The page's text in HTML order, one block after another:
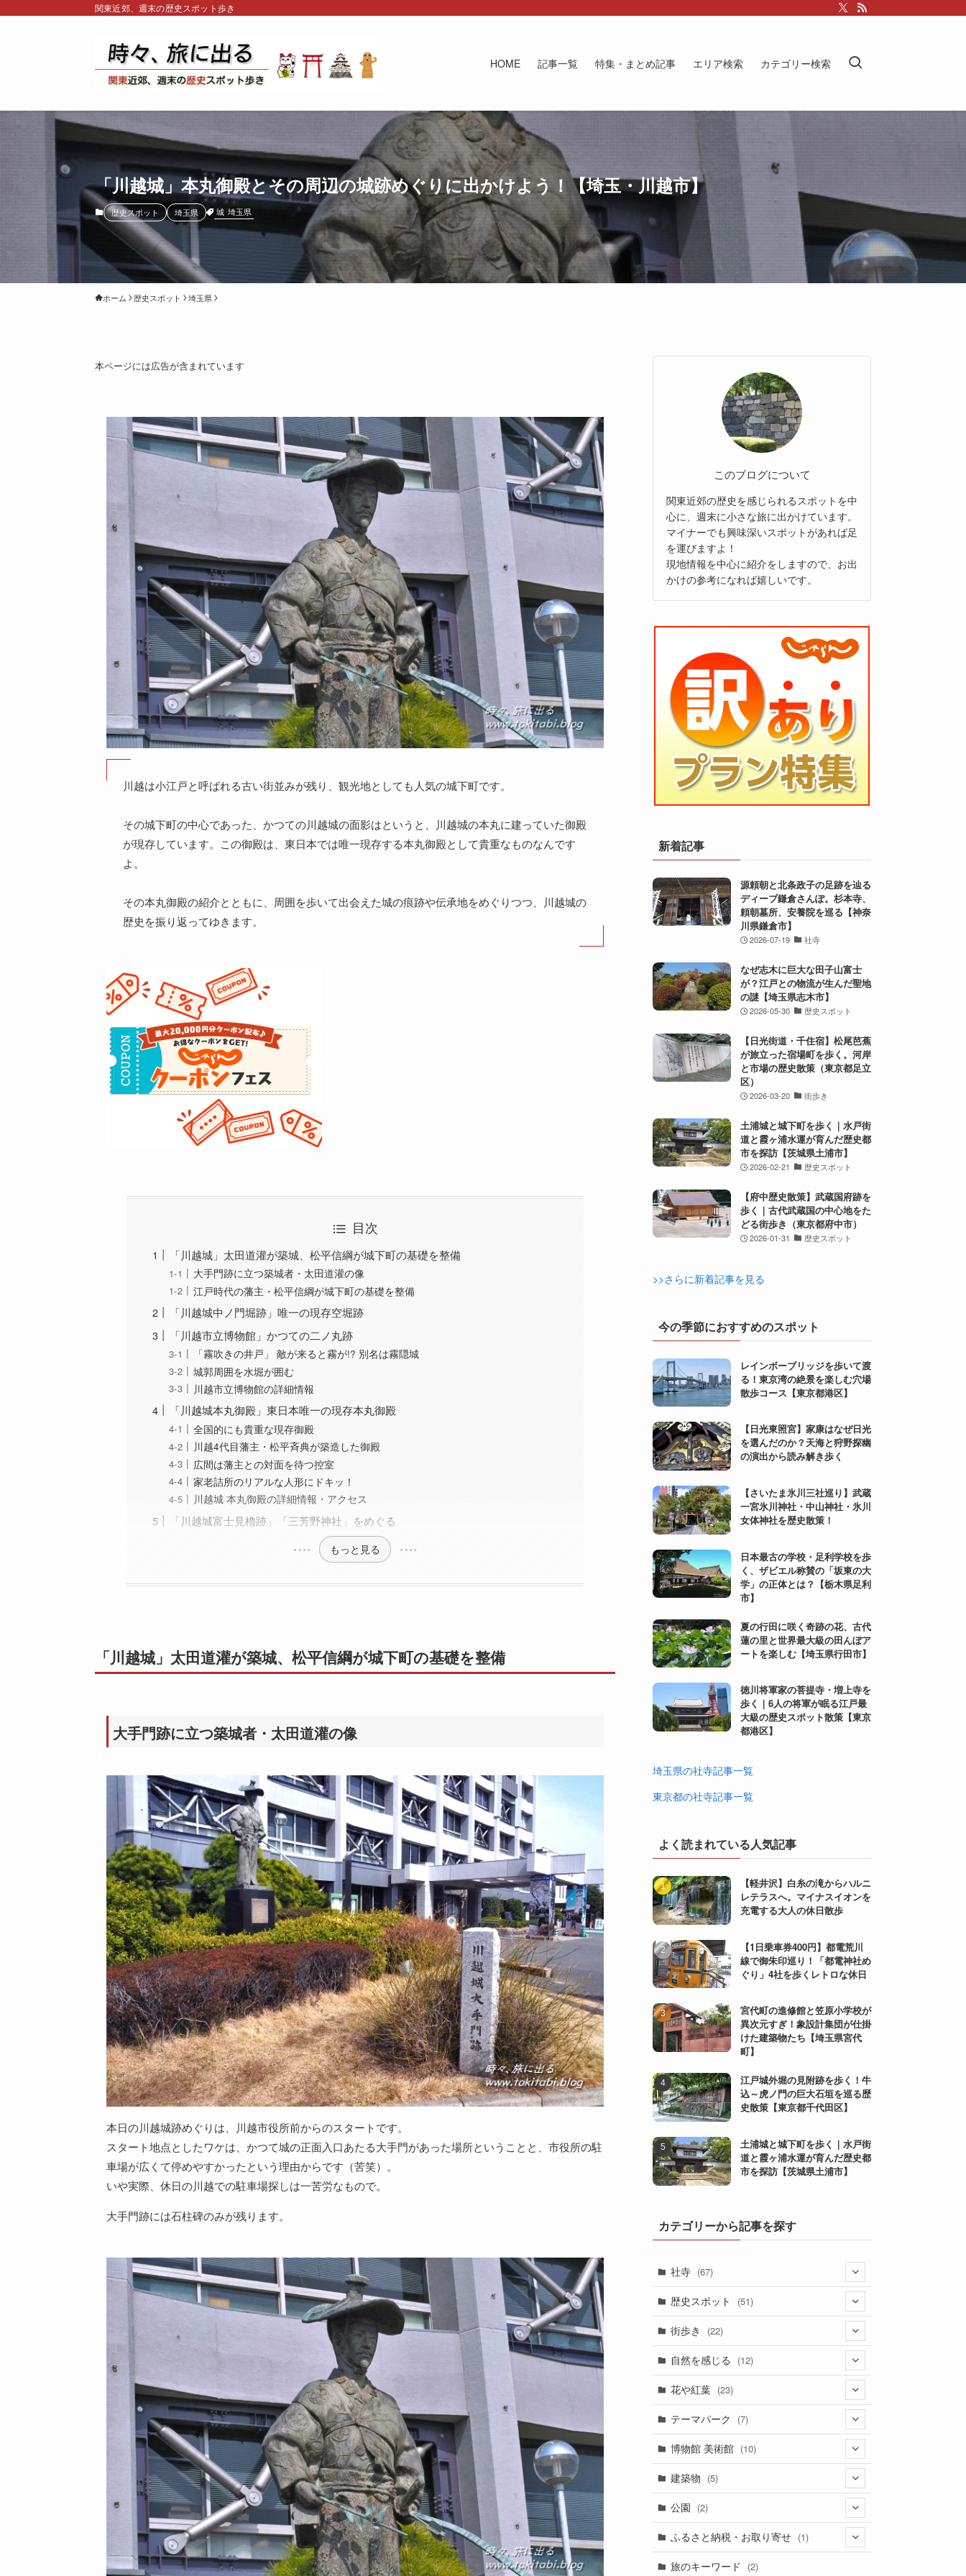
関東近郊、週末の歴史スポット歩き
HOME 記事一覧 特集・まとめ記事 エリア検索 カテゴリー検索
「川越城」本丸御殿とその周辺の城跡めぐりに出かけよう！【埼玉・川越市】
歴史スポット 埼玉県 城 埼玉県
ホーム 歴史スポット 埼玉県
本ページには広告が含まれています
川越は小江戸と呼ばれる古い街並みが残り、観光地としても人気の城下町です。
その城下町の中心であった、かつての川越城の面影はというと、川越城の本丸に建っていた御殿
が現存しています。この御殿は、東日本では唯一現存する本丸御殿として貴重なものなんです
よ。
その本丸御殿の紹介とともに、周囲を歩いて出会えた城の痕跡や伝承地をめぐりつつ、川越城の
歴史を振り返ってゆきます。
目次
「川越城」太田道灌が築城、松平信綱が城下町の基礎を整備
大手門跡に立つ築城者・太田道灌の像
江戸時代の藩主・松平信綱が城下町の基礎を整備
「川越城中ノ門堀跡」唯一の現存空堀跡
「川越市立博物館」かつての二ノ丸跡
「霧吹きの井戸」 敵が来ると霧が!? 別名は霧隠城
城郭周囲を水堀が囲む
川越市立博物館の詳細情報
「川越城本丸御殿」東日本唯一の現存本丸御殿
全国的にも貴重な現存御殿
川越4代目藩主・松平斉典が築造した御殿
広間は藩主との対面を待つ控室
家老詰所のリアルな人形にドキッ！
川越城 本丸御殿の詳細情報・アクセス
「川越城富士見櫓跡」「三芳野神社」をめぐる
もっと見る
「川越城」太田道灌が築城、松平信綱が城下町の基礎を整備
大手門跡に立つ築城者・太田道灌の像
本日の川越城跡めぐりは、川越市役所前からのスタートです。
スタート地点としたワケは、かつて城の正面入口あたる大手門があった場所ということと、市役所の駐
車場が広くて停めやすかったという理由からです（苦笑）。
いや実際、休日の川越での駐車場探しは一苦労なもので。
大手門跡には石柱碑のみが残ります。
このブログについて
関東近郊の歴史を感じられるスポットを中
心に、週末に小さな旅に出かけています。
マイナーでも興味深いスポットがあれば足
を運びますよ！
現地情報を中心に紹介をしますので、お出
かけの参考になれば嬉しいです。
新着記事
源頼朝と北条政子の足跡を辿る
ディープ鎌倉さんぽ。杉本寺、
頼朝墓所、安養院を巡る【神奈
川県鎌倉市】
2026-07-19 社寺
なぜ志木に巨大な田子山富士
が？江戸との物流が生んだ聖地
の謎【埼玉県志木市】
2026-05-30 歴史スポット
【日光街道・千住宿】松尾芭蕉
が旅立った宿場町を歩く。河岸
と市場の歴史散策（東京都足立
区）
2026-03-20 街歩き
土浦城と城下町を歩く｜水戸街
道と霞ヶ浦水運が育んだ歴史都
市を探訪【茨城県土浦市】
2026-02-21 歴史スポット
【府中歴史散策】武蔵国府跡を
歩く｜古代武蔵国の中心地をた
どる街歩き（東京都府中市）
2026-01-31 歴史スポット
>>さらに新着記事を見る
今の季節におすすめのスポット
レインボーブリッジを歩いて渡
る！東京湾の絶景を楽しむ穴場
散歩コース【東京都港区】
【日光東照宮】家康はなぜ日光
を選んだのか？天海と狩野探幽
の演出から読み解き歩く
【さいたま氷川三社巡り】武蔵
一宮氷川神社・中山神社・氷川
女体神社を歴史散策！
日本最古の学校・足利学校を歩
く、ザビエル称賛の「坂東の大
学」の正体とは？【栃木県足利
市】
夏の行田に咲く奇跡の花、古代
蓮の里と世界最大級の田んぼア
ートを楽しむ【埼玉県行田市】
徳川将軍家の菩提寺・増上寺を
歩く｜6人の将軍が眠る江戸最
大級の歴史スポット散策【東京
都港区】
埼玉県の社寺記事一覧
東京都の社寺記事一覧
よく読まれている人気記事
【軽井沢】白糸の滝からハルニ
レテラスへ。マイナスイオンを
充電する大人の休日散歩
【1日乗車券400円】都電荒川
線で御朱印巡り！「都電神社め
ぐり」4社を歩くレトロな休日
宮代町の進修館と笠原小学校が
異次元すぎ！象設計集団が仕掛
けた建築物たち【埼玉県宮代
町】
江戸城外堀の見附跡を歩く！牛
込～虎ノ門の巨大石垣を巡る歴
史散策【東京都千代田区】
土浦城と城下町を歩く｜水戸街
道と霞ヶ浦水運が育んだ歴史都
市を探訪【茨城県土浦市】
カテゴリーから記事を探す
社寺 (67)
(33)
(18)
(1)
(4)
(2)
(2)
(1)
(2)
歴史スポット (51)
(2)
(22)
(10)
(4)
(2)
(2)
(3)
(1)
街歩き (22)
(13)
(5)
(1)
(1)
自然を感じる (12)
(2)
(4)
(1)
(2)
(1)
(1)
花や紅葉 (23)
(17)
(4)
(1)
テーマパーク (7)
(6)
(1)
博物館 美術館 (10)
(6)
(4)
建築物 (5)
(1)
(4)
公園 (2)
(2)
ふるさと納税・お取り寄せ (1)
(1)
旅のキーワード (2)